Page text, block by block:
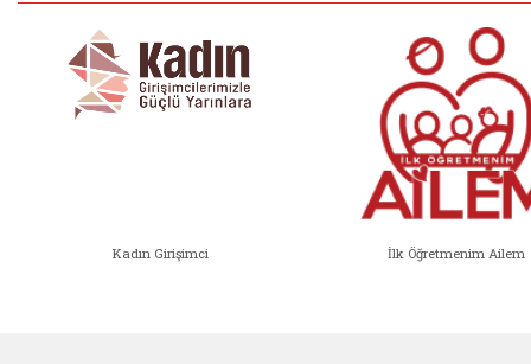
Kadın Girişimci İlk Öğretmenim Ailem